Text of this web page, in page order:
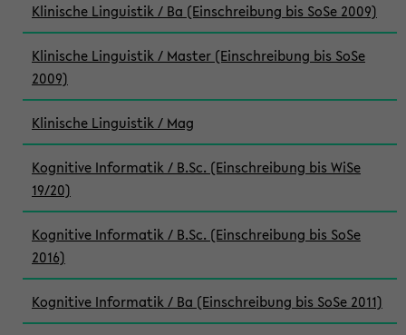
Klinische Linguistik / Ba (Einschreibung bis SoSe 2009)
Klinische Linguistik / Master (Einschreibung bis SoSe
2009)
Klinische Linguistik / Mag
Kognitive Informatik / B.Sc. (Einschreibung bis WiSe
19/20)
Kognitive Informatik / B.Sc. (Einschreibung bis SoSe
2016)
Kognitive Informatik / Ba (Einschreibung bis SoSe 2011)